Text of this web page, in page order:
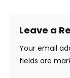
Leave a
Your email
fields are